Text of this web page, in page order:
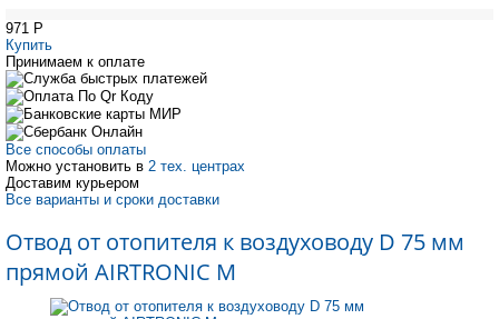
Принимаем к оплате
Все способы оплаты
Можно установить в 2 тех. центрах
Доставим курьером
Все варианты и сроки доставки
971 P
Купить
Отвод от отопителя к воздуховоду D 75 мм
прямой AIRTRONIC M